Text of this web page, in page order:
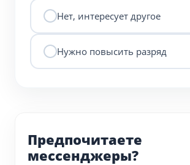
Нет, интересует другое
Нужно повысить разряд
Предпочитаете
мессенджеры?